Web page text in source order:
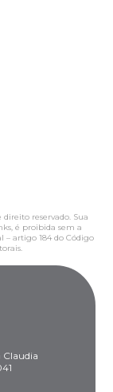
direito reservado. Sua
é proibida sem a
– artigo 184 do Código
.
Claudia